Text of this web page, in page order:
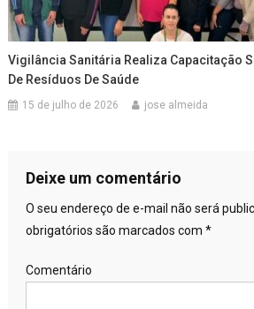
Vigilância Sanitária Realiza Capacitação
De Resíduos De Saúde
15 de julho de 2026 jose almeida
Deixe um comentário
O seu endereço de e-mail não será
obrigatórios são marcados com *
Comentário